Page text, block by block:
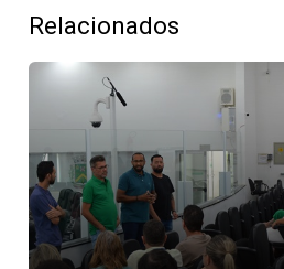
Relacionados